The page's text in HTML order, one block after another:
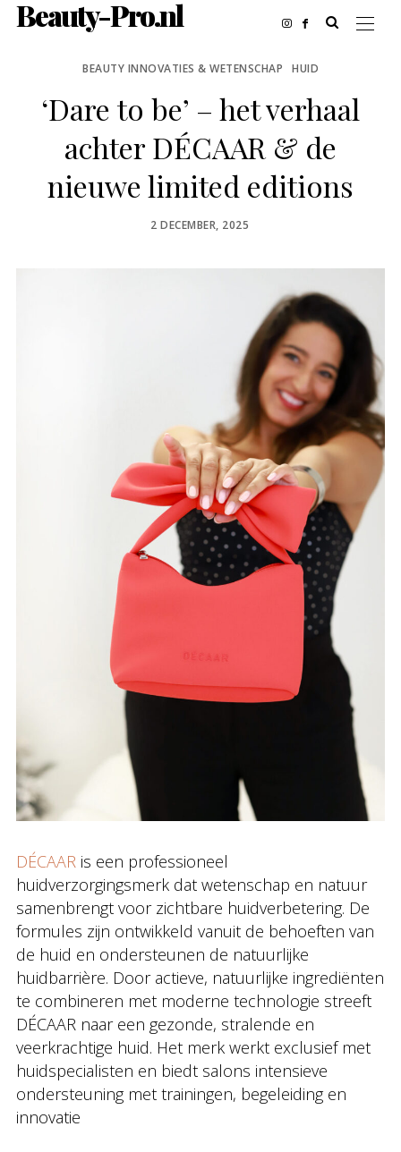
Beauty-Pro.nl
BEAUTY INNOVATIES & WETENSCHAP HUID
‘Dare to be’ – het verhaal
achter DÉCAAR & de
nieuwe limited editions
POSTED
2 DECEMBER, 2025
DÉCAAR is een professioneel
huidverzorgingsmerk dat wetenschap en natuur
samenbrengt voor zichtbare huidverbetering. De
formules zijn ontwikkeld vanuit de behoeften van
de huid en ondersteunen de natuurlijke
huidbarrière. Door actieve, natuurlijke ingrediënten
te combineren met moderne technologie streeft
DÉCAAR naar een gezonde, stralende en
veerkrachtige huid. Het merk werkt exclusief met
huidspecialisten en biedt salons intensieve
ondersteuning met trainingen, begeleiding en
innovatie